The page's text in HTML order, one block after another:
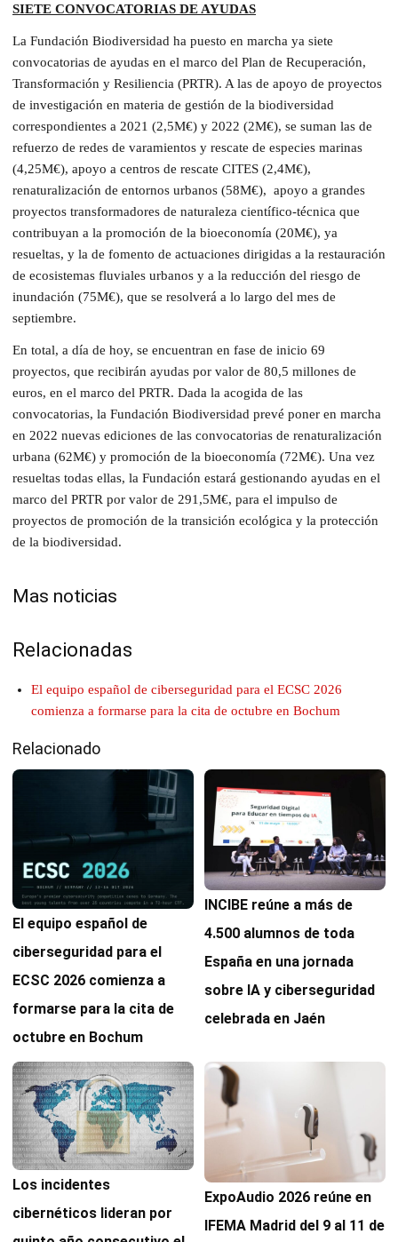
SIETE CONVOCATORIAS DE AYUDAS
La Fundación Biodiversidad ha puesto en marcha ya siete
convocatorias de ayudas en el marco del Plan de Recuperación,
Transformación y Resiliencia (PRTR). A las de apoyo de proyectos
de investigación en materia de gestión de la biodiversidad
correspondientes a 2021 (2,5M€) y 2022 (2M€), se suman las de
refuerzo de redes de varamientos y rescate de especies marinas
(4,25M€), apoyo a centros de rescate CITES (2,4M€),
renaturalización de entornos urbanos (58M€), apoyo a grandes
proyectos transformadores de naturaleza científico-técnica que
contribuyan a la promoción de la bioeconomía (20M€), ya
resueltas, y la de fomento de actuaciones dirigidas a la restauración
de ecosistemas fluviales urbanos y a la reducción del riesgo de
inundación (75M€), que se resolverá a lo largo del mes de
septiembre.
En total, a día de hoy, se encuentran en fase de inicio 69
proyectos, que recibirán ayudas por valor de 80,5 millones de
euros, en el marco del PRTR. Dada la acogida de las
convocatorias, la Fundación Biodiversidad prevé poner en marcha
en 2022 nuevas ediciones de las convocatorias de renaturalización
urbana (62M€) y promoción de la bioeconomía (72M€). Una vez
resueltas todas ellas, la Fundación estará gestionando ayudas en el
marco del PRTR por valor de 291,5M€, para el impulso de
proyectos de promoción de la transición ecológica y la protección
de la biodiversidad.
Mas noticias
Relacionadas
El equipo español de ciberseguridad para el ECSC 2026
comienza a formarse para la cita de octubre en Bochum
Relacionado
El equipo español de
ciberseguridad para el
ECSC 2026 comienza a
formarse para la cita de
octubre en Bochum
INCIBE reúne a más de
4.500 alumnos de toda
España en una jornada
sobre IA y ciberseguridad
celebrada en Jaén
Los incidentes
cibernéticos lideran por
ExpoAudio 2026 reúne en
IFEMA Madrid del 9 al 11 de